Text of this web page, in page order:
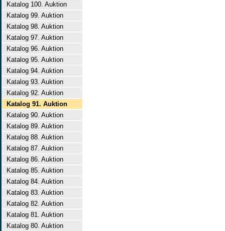
Katalog 100. Auktion
Katalog 99. Auktion
Katalog 98. Auktion
Katalog 97. Auktion
Katalog 96. Auktion
Katalog 95. Auktion
Katalog 94. Auktion
Katalog 93. Auktion
Katalog 92. Auktion
Katalog 91. Auktion
Katalog 90. Auktion
Katalog 89. Auktion
Katalog 88. Auktion
Katalog 87. Auktion
Katalog 86. Auktion
Katalog 85. Auktion
Katalog 84. Auktion
Katalog 83. Auktion
Katalog 82. Auktion
Katalog 81. Auktion
Katalog 80. Auktion